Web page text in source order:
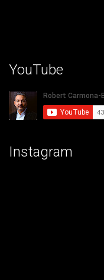
YouTube
Instagram